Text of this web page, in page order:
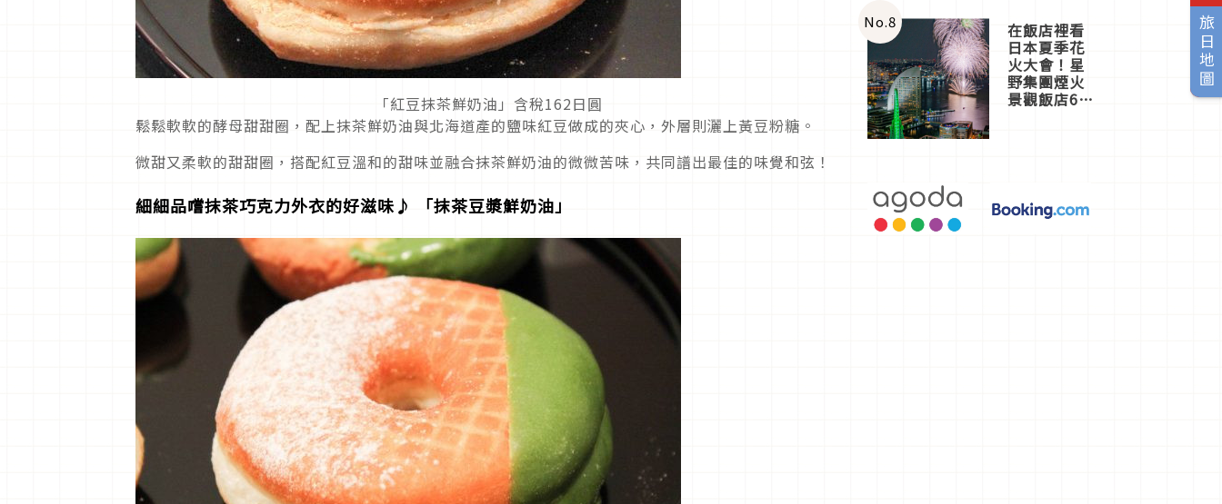
旅日地圖
「紅豆抹茶鮮奶油」含稅162日圓
鬆鬆軟軟的酵母甜甜圈，配上抹茶鮮奶油與北海道產的鹽味紅豆做成的夾心，外層則灑上黃豆粉糖。
微甜又柔軟的甜甜圈，搭配紅豆溫和的甜味並融合抹茶鮮奶油的微微苦味，共同譜出最佳的味覺和弦！
細細品嚐抹茶巧克力外衣的好滋味♪ 「抹茶豆漿鮮奶油」
No.8 在飯店裡看
日本夏季花
火大會！星
野集團煙火
景觀飯店6